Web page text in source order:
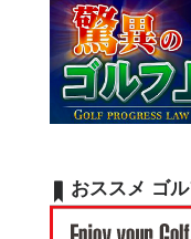
おススメ ゴ